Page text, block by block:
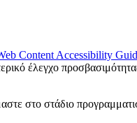
Content Accessibility
έλεγχο
στο στάδιο